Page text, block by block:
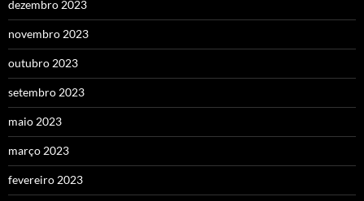
dezembro 2023
novembro 2023
outubro 2023
setembro 2023
maio 2023
março 2023
fevereiro 2023